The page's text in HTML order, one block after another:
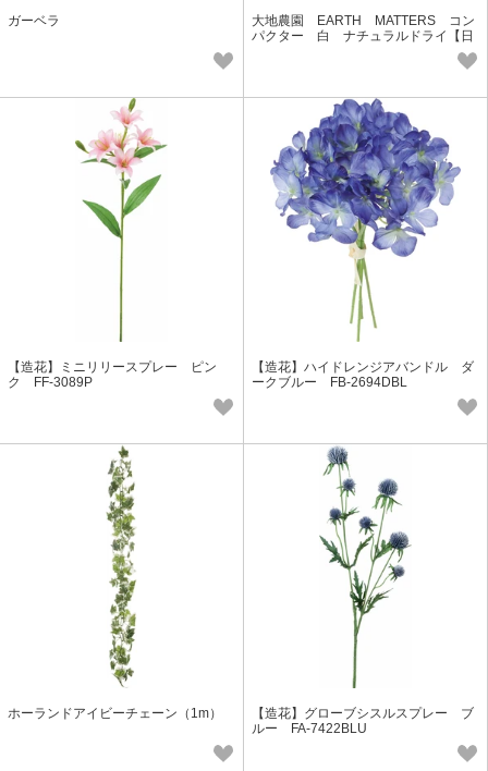
ガーベラ
大地農園 EARTH MATTERS コン
パクター 白 ナチュラルドライ【日
【造花】ミニリリースプレー ピン
ク FF-3089P
【造花】ハイドレンジアバンドル ダ
ークブルー FB-2694DBL
ホーランドアイビーチェーン（1m）
【造花】グローブシスルスプレー ブ
ルー FA-7422BLU